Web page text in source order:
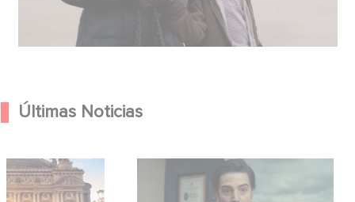
Últimas Noticias
anuncian la
México 86 ya está disponible en